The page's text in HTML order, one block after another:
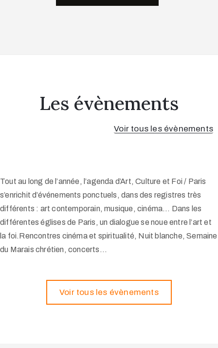
Les évènements
Voir tous les évènements
Tout au long de l’année, l’agenda d’Art, Culture et Foi / Paris
s’enrichit d’événements ponctuels, dans des registres très
différents : art contemporain, musique, cinéma… Dans les
différentes églises de Paris, un dialogue se noue entre l’art et
la foi.Rencontres cinéma et spiritualité, Nuit blanche, Semaine
du Marais chrétien, concerts…
Voir tous les évènements